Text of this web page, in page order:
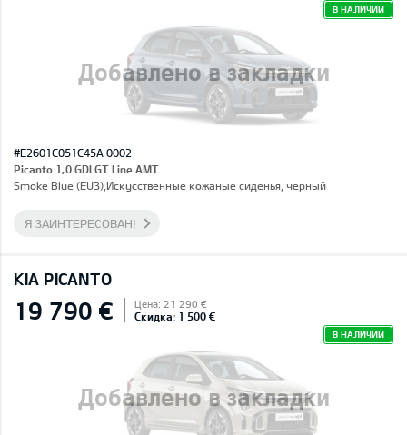
Добавлено в закладки
В НАЛИЧИИ
#E2601C051C45A 0002
Picanto 1,0 GDI GT Line AMT
Smoke Blue (EU3),Искусственные кожаные сиденья, черный
Я ЗАИНТЕРЕСОВАН!
KIA PICANTO
Добавлено в закладки
19 790 € Цена: 21 290 €
Скидка: 1 500 €
В НАЛИЧИИ